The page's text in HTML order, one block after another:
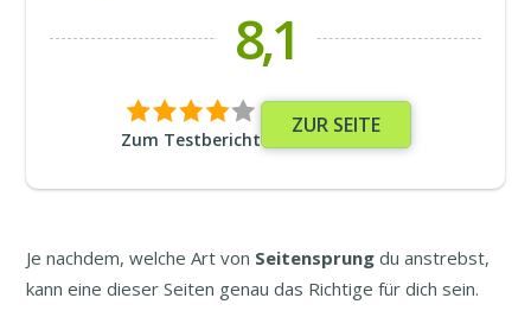
8,1
Zum Testbericht
ZUR SEITE
Je nachdem, welche Art von Seitensprung du anstrebst,
kann eine dieser Seiten genau das Richtige für dich sein.